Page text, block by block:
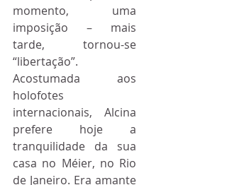
momento, uma
imposição – mais
tarde, tornou-se
“libertação”.
Acostumada aos
holofotes
internacionais, Alcina
prefere hoje a
tranquilidade da sua
casa no Méier, no Rio
de Janeiro. Era amante